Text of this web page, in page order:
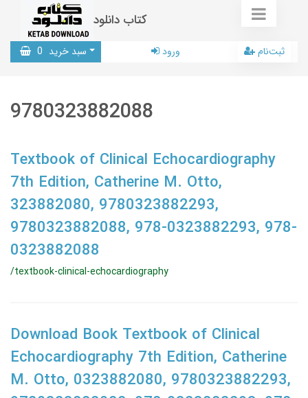
کتاب دانلود
سبد خرید 0 ورود ثبت‌نام
9780323882088
Textbook of Clinical Echocardiography
7th Edition, Catherine M. Otto,
323882080, 9780323882293,
9780323882088, 978-0323882293, 978-
0323882088
/textbook-clinical-echocardiography
Download Book Textbook of Clinical
Echocardiography 7th Edition, Catherine
M. Otto, 0323882080, 9780323882293,